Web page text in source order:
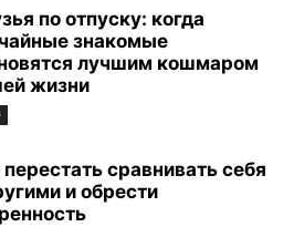
по отпуску: когда
знакомые
лучшим кошмаром
жизни
сравнивать себя
и обрести